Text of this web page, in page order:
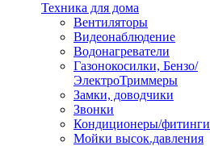
Техника для дома
Вентиляторы
Видеонаблюдение
Водонагреватели
Газонокосилки, Бензо/
ЭлектроТриммеры
Замки, доводчики
Звонки
Кондиционеры/фитинги
Мойки высок.давления